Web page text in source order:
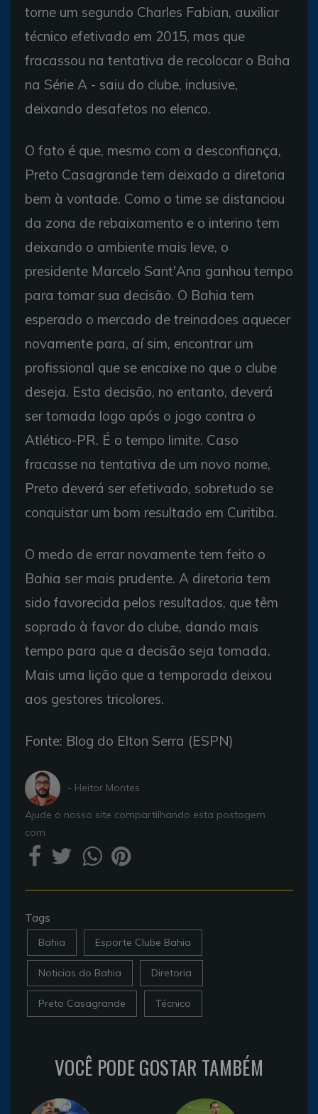
torne um segundo Charles Fabian, auxiliar
técnico efetivado em 2015, mas que
fracassou na tentativa de recolocar o Baha
na Série A - saiu do clube, inclusive,
deixando desafetos no elenco.
O fato é que, mesmo com a desconfiança,
Preto Casagrande tem deixado a diretoria
bem à vontade. Como o time se distanciou
da zona de rebaixamento e o interino tem
deixando o ambiente mais leve, o
presidente Marcelo Sant'Ana ganhou tempo
para tomar sua decisão. O Bahia tem
esperado o mercado de treinadoes aquecer
novamente para, aí sim, encontrar um
profissional que se encaixe no que o clube
deseja. Esta decisão, no entanto, deverá
ser tomada logo após o jogo contra o
Atlético-PR. É o tempo limite. Caso
fracasse na tentativa de um novo nome,
Preto deverá ser efetivado, sobretudo se
conquistar um bom resultado em Curitiba.
O medo de errar novamente tem feito o
Bahia ser mais prudente. A diretoria tem
sido favorecida pelos resultados, que têm
soprado à favor do clube, dando mais
tempo para que a decisão seja tomada.
Mais uma lição que a temporada deixou
aos gestores tricolores.
Fonte: Blog do Elton Serra (ESPN)
- Heitor Montes
Ajude o nosso site compartilhando esta postagem
com
Tags
Bahia Esporte Clube Bahia
Noticias do Bahia Diretoria
Preto Casagrande Técnico
VOCÊ PODE GOSTAR TAMBÉM